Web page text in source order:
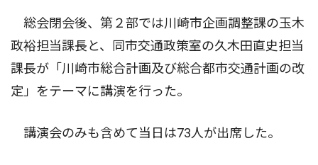
総会閉会後、第２部では川崎市企画調整課の玉木
政裕担当課長と、同市交通政策室の久木田直史担当
課長が「川崎市総合計画及び総合都市交通計画の改
定」をテーマに講演を行った。
講演会のみも含めて当日は73人が出席した。